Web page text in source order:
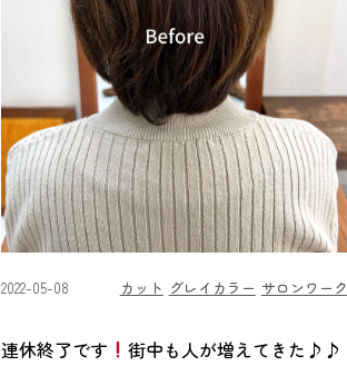
2022-05-08 カット グレイカラー サロンワーク
連休終了です 街中も人が増えてきた♪♪